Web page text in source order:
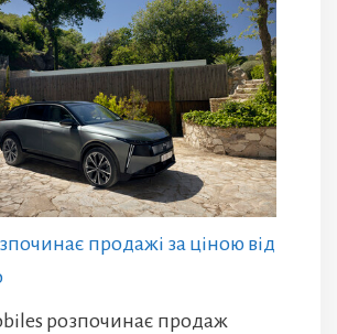
продажі за ціною від
розпочинає продаж